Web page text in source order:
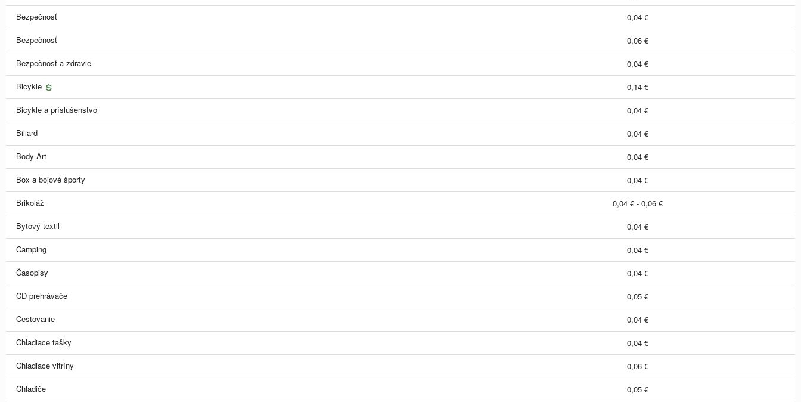
Bezpečnosť
0,04 €
Bezpečnosť
0,06 €
Bezpečnosť a zdravie
0,04 €
Bicykle
0,14 €
Bicykle a príslušenstvo
0,04 €
Biliard
0,04 €
Body Art
0,04 €
Box a bojové športy
0,04 €
Brikoláž
0,04 € - 0,06 €
Bytový textil
0,04 €
Camping
0,04 €
Časopisy
0,04 €
CD prehrávače
0,05 €
Cestovanie
0,04 €
Chladiace tašky
0,04 €
Chladiace vitríny
0,06 €
Chladiče
0,05 €